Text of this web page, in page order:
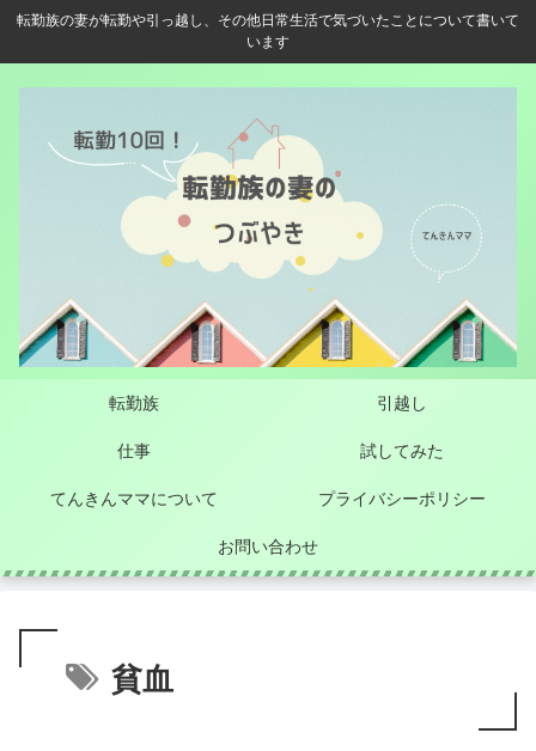
転勤族の妻が転勤や引っ越し、その他日常生活で気づいたことについて書いて
います
転勤族 引越し
仕事 試してみた
てんきんママについて プライバシーポリシー
お問い合わせ
貧血